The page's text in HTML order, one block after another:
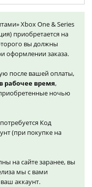
Xbox One & Series
приобретается на
вы должны
оформлении заказа.
после вашей оплаты,
рабочее время,
ночью
Код
(при покупке на
на сайте заранее, вы
мы с вами
аккаунт.